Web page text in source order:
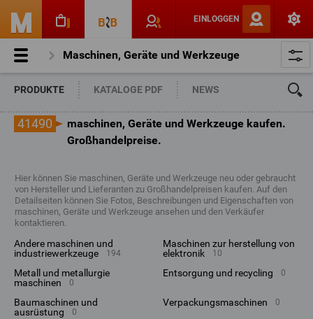
EINLOGGEN
Maschinen, Geräte und Werkzeuge
PRODUKTE KATALOGE PDF NEWS
41490
maschinen, Geräte und Werkzeuge kaufen.
Großhandelpreise.
Hier können Sie maschinen, Geräte und Werkzeuge neu oder gebraucht
von Hersteller und Lieferanten zu Großhandelpreisen kaufen. Auf den
Detailseiten können Sie Fotos, Beschreibungen und Eigenschaften von
maschinen, Geräte und Werkzeuge ansehen und den Verkäufer
kontaktieren.
andere maschinen und
industriewerkzeuge
194
maschinen zur herstellung von
elektronik
10
metall und metallurgie
maschinen
0
entsorgung und recycling 0
baumaschinen und
ausrüstung
0
verpackungsmaschinen 0